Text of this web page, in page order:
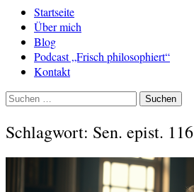
Startseite
Über mich
Blog
Podcast „Frisch philosophiert“
Kontakt
Suchen
Schlagwort: Sen. epist. 116